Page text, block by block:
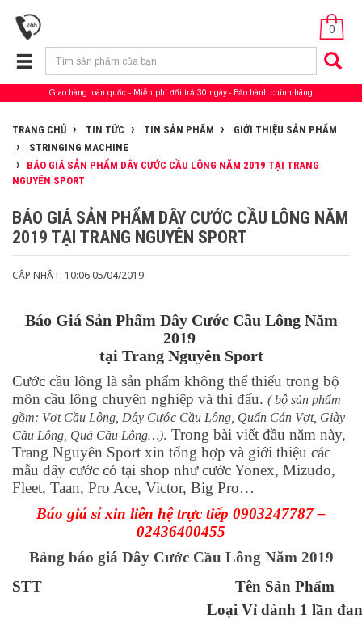
0
Giao hàng toàn quốc Miễn phí đổi trả 30 ngày Bảo hành chính hãng
TRANG CHỦ TIN TỨC TIN SẢN PHẨM
GIỚI THIỆU SẢN PHẨM
STRINGING MACHINE
BÁO GIÁ SẢN PHẨM DÂY CƯỚC CẦU LÔNG NĂM 2019 TẠI TRANG
NGUYÊN SPORT
BÁO GIÁ SẢN PHẨM DÂY CƯỚC CẦU LÔNG NĂM
2019 TẠI TRANG NGUYÊN SPORT
CẬP NHẬT: 10:06 05/04/2019
Báo Giá Sản Phẩm Dây Cước Cầu Lông Năm
2019
tại Trang Nguyên Sport
Cước cầu lông là sản phẩm không thể thiếu trong bộ
môn cầu lông chuyên nghiệp và thi đấu. ( bộ sản phẩm
gồm: Vợt Cầu Lông, Dây Cước Cầu Lông, Quấn Cán Vợt, Giày
Cầu Lông, Quả Cầu Lông…). Trong bài viết đầu năm này,
Trang Nguyên Sport xin tổng hợp và giới thiệu các
mẫu dây cước có tại shop như cước Yonex, Mizudo,
Fleet, Taan, Pro Ace, Victor, Big Pro…
Báo giá sỉ xin liên hệ trực tiếp 0903247787 –
02436400455
Bảng báo giá Dây Cước Cầu Lông Năm 2019
STT
Tên Sản Phẩm
Loại Vỉ dành 1 lần đan